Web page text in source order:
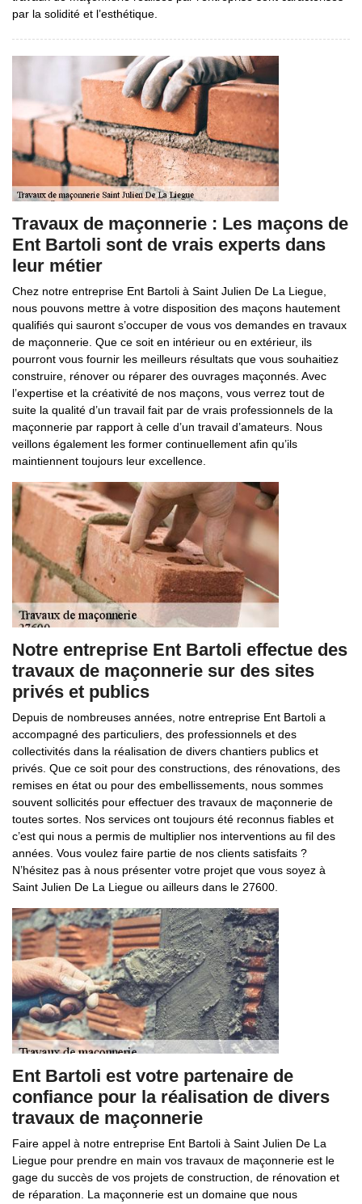
par la solidité et l’esthétique.
Travaux de maçonnerie : Les maçons de
Ent Bartoli sont de vrais experts dans
leur métier
Chez notre entreprise Ent Bartoli à Saint Julien De La Liegue,
nous pouvons mettre à votre disposition des maçons hautement
qualifiés qui sauront s’occuper de vous vos demandes en travaux
de maçonnerie. Que ce soit en intérieur ou en extérieur, ils
pourront vous fournir les meilleurs résultats que vous souhaitiez
construire, rénover ou réparer des ouvrages maçonnés. Avec
l’expertise et la créativité de nos maçons, vous verrez tout de
suite la qualité d’un travail fait par de vrais professionnels de la
maçonnerie par rapport à celle d’un travail d’amateurs. Nous
veillons également les former continuellement afin qu’ils
maintiennent toujours leur excellence.
Notre entreprise Ent Bartoli effectue des
travaux de maçonnerie sur des sites
privés et publics
Depuis de nombreuses années, notre entreprise Ent Bartoli a
accompagné des particuliers, des professionnels et des
collectivités dans la réalisation de divers chantiers publics et
privés. Que ce soit pour des constructions, des rénovations, des
remises en état ou pour des embellissements, nous sommes
souvent sollicités pour effectuer des travaux de maçonnerie de
toutes sortes. Nos services ont toujours été reconnus fiables et
c’est qui nous a permis de multiplier nos interventions au fil des
années. Vous voulez faire partie de nos clients satisfaits ?
N’hésitez pas à nous présenter votre projet que vous soyez à
Saint Julien De La Liegue ou ailleurs dans le 27600.
Ent Bartoli est votre partenaire de
confiance pour la réalisation de divers
travaux de maçonnerie
Faire appel à notre entreprise Ent Bartoli à Saint Julien De La
Liegue pour prendre en main vos travaux de maçonnerie est le
gage du succès de vos projets de construction, de rénovation et
de réparation. La maçonnerie est un domaine que nous